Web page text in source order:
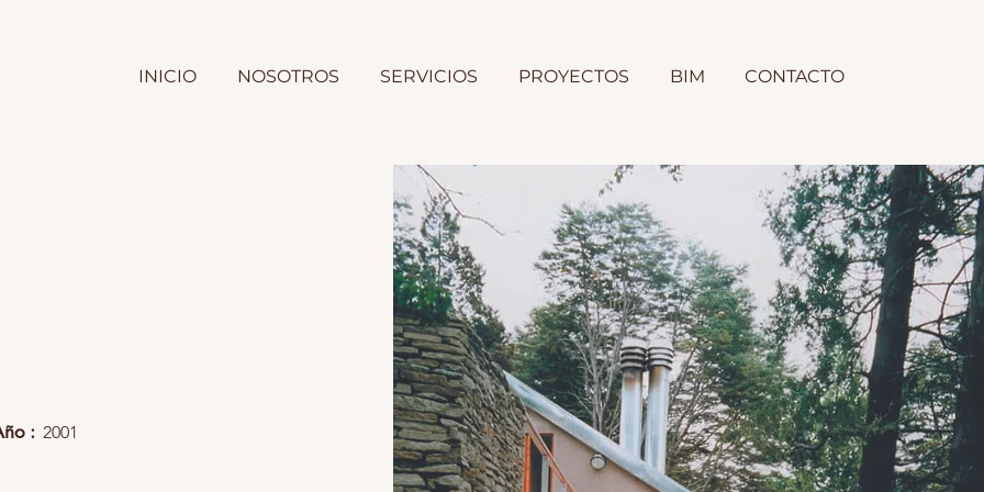
INICIO NOSOTROS SERVICIOS PROYECTOS BIM CONTACTO
: 2001